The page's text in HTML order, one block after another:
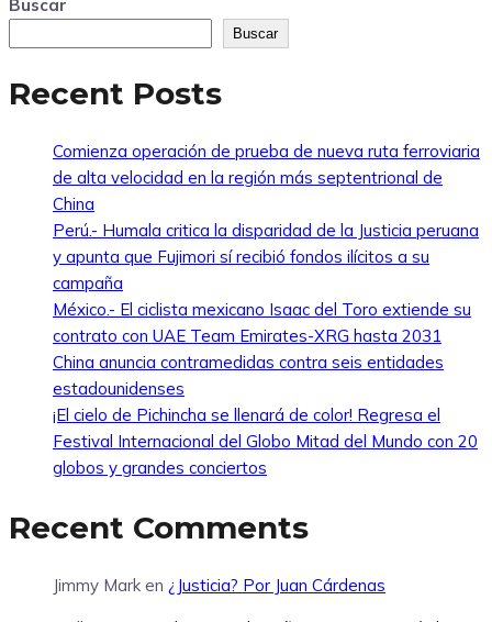
Buscar
Buscar
Recent Posts
Comienza operación de prueba de nueva ruta ferroviaria
de alta velocidad en la región más septentrional de
China
Perú.- Humala critica la disparidad de la Justicia peruana
y apunta que Fujimori sí recibió fondos ilícitos a su
campaña
México.- El ciclista mexicano Isaac del Toro extiende su
contrato con UAE Team Emirates-XRG hasta 2031
China anuncia contramedidas contra seis entidades
estadounidenses
¡El cielo de Pichincha se llenará de color! Regresa el
Festival Internacional del Globo Mitad del Mundo con 20
globos y grandes conciertos
Recent Comments
Jimmy Mark en ¿Justicia? Por Juan Cárdenas